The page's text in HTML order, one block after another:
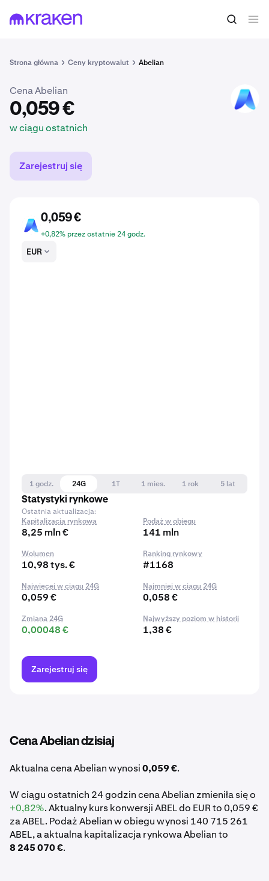
Strona główna Ceny kryptowalut Abelian
0,059 € Kup ABEL
Cena Abelian
0,059 €
w ciągu ostatnich
ABEL
Zarejestruj się
ABEL
0,059 €
+0,82% przez ostatnie 24 godz.
EUR
1 godz. 24G 1T 1 mies. 1 rok
5 lat
Statystyki rynkowe
Ostatnia aktualizacja:
Kapitalizacja rynkowa
8,25 mln €
Podaż w obiegu
141 mln
Wolumen
10,98 tys. €
Ranking rynkowy
#1168
Najwięcej w ciągu 24G
0,059 €
Najmniej w ciągu 24G
0,058 €
Zmiana 24G
0,00048 €
Najwyższy poziom w historii
1,38 €
Zarejestruj się
Cena Abelian dzisiaj
Aktualna cena Abelian wynosi0,059 €.
W ciągu ostatnich 24 godzin cena Abelian zmieniła się o
+0,82%. Aktualny kurs konwersji ABEL do EUR to 0,059 €
za ABEL. Podaż Abelian w obiegu wynosi 140 715 261
ABEL, a aktualna kapitalizacja rynkowa Abelian to
8 245 070 €.